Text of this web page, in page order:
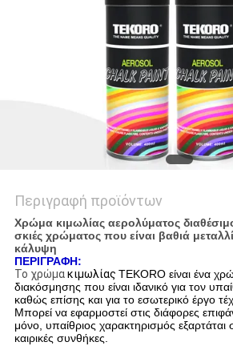
Περιγραφή προϊόντων
Χρώμα κιμωλίας αερολύματος
σκιές χρώματος που είναι βαθιά
κάλυψη
ΠΕΡΙΓΡΑΦΗ:
Το χρώμακιμωλίας TEKORO είναι ένα
διακόσμησης που είναι ιδανικό για τον
καθώς επίσης και για το εσωτερικό έργο
Μπορεί να εφαρμοστεί στις διάφορες
μόνο, υπαίθριος χαρακτηρισμός εξαρτάται
καιρικές συνθήκες.